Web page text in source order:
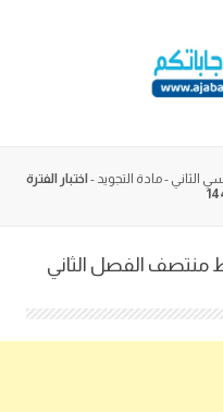
الثاني -مادة التجويد - اختبار الفترة
منتصف الفصل الثاني